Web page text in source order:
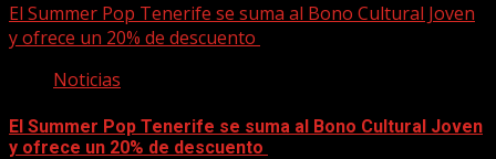
El Summer Pop Tenerife se suma al Bono Cultural Joven
y ofrece un 20% de descuento
Noticias
El Summer Pop Tenerife se suma al Bono Cultural Joven
y ofrece un 20% de descuento